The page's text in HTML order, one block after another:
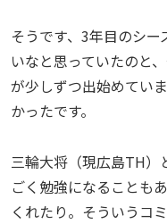
そうです、3年目のシ
いなと思っていたのと
が少しずつ出始めてい
かったです。
三輪大将（現広島TH）
ごく勉強になることも
くれたり。そういうコ